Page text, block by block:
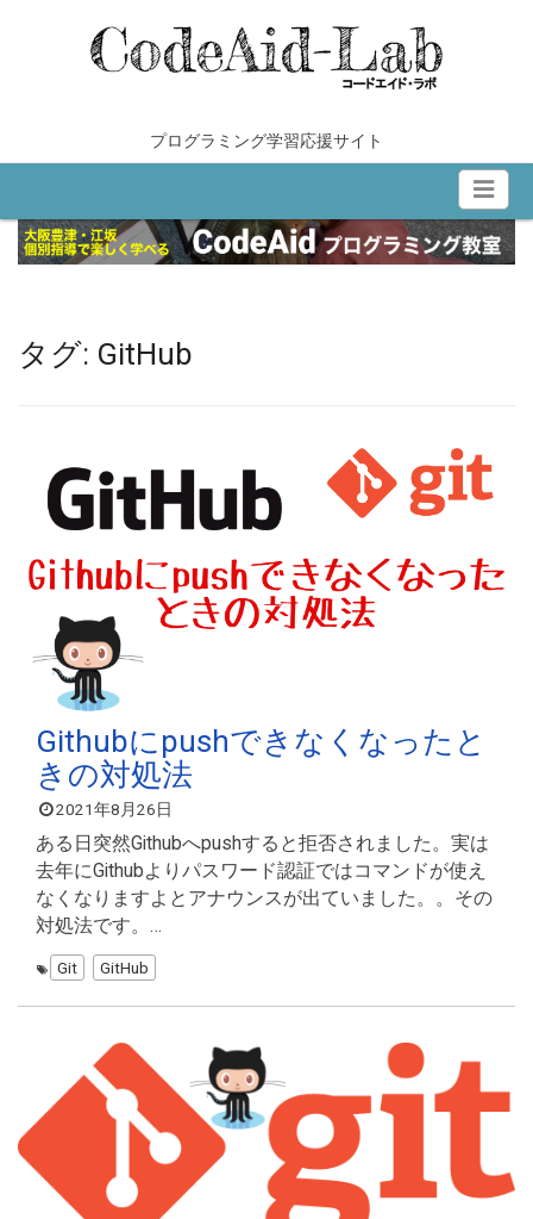
プログラミング学習応援サイト
タグ: GitHub
Githubにpushできなくなったと
きの対処法
2021年8月26日
ある日突然Githubへpushすると拒否されました。実は
去年にGithubよりパスワード認証ではコマンドが使え
なくなりますよとアナウンスが出ていました。。その
対処法です。…
Git GitHub